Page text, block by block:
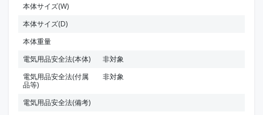
本体サイズ(W)
本体サイズ(D)
本体重量
電気用品安全法(本体)
非対象
電気用品安全法(付属
品等)
非対象
電気用品安全法(備考)